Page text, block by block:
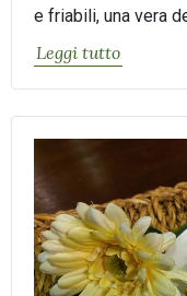
e friabili, una vera
Leggi tutto